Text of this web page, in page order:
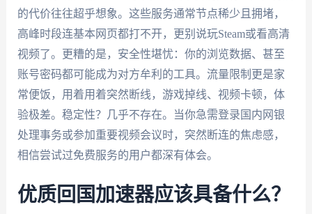
的代价往往超乎想象。这些服务通常节点稀少且拥堵，
高峰时段连基本网页都打不开，更别说玩Steam或看高清
视频了。更糟的是，安全性堪忧：你的浏览数据、甚至
账号密码都可能成为对方牟利的工具。流量限制更是家
常便饭，用着用着突然断线，游戏掉线、视频卡顿，体
验极差。稳定性？几乎不存在。当你急需登录国内网银
处理事务或参加重要视频会议时，突然断连的焦虑感，
相信尝试过免费服务的用户都深有体会。
优质回国加速器应该具备什么？